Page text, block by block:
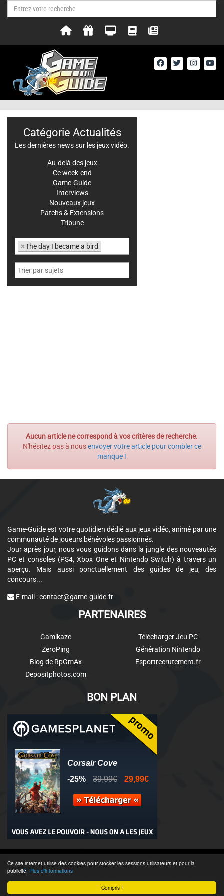
Compris !
Ce site internet utilise des cookies pour stocker les sessions utilisateurs et pour la
publicité. Plus d'informations
Aucun article ne correspond à vos critères de recherche.
N'hésitez pas à nousenvoyer votre article pour combler ce
manque !
Catégorie Actualités
Les dernières news sur les jeux vidéo.
Au-delà des jeux
Ce week-end
Game-Guide
Interviews
Nouveaux jeux
Patchs & Extensions
Tribune
×The day I became a bird
Game-Guide est votre quotidien dédié aux jeux vidéo, animé par une
communauté de joueurs bénévoles passionnés.
Jour après jour, nous vous guidons dans la jungle des nouveautés
PC et consoles (PS4, Xbox One et Nintendo Switch) à travers un
aperçu. Mais aussi ponctuellement des guides de jeu, des
concours...
E-mail :contact@game-guide.fr
PARTENAIRES
Gamikaze
ZeroPing
Blog de RpGmAx
Depositphotos.com
Télécharger Jeu PC
Génération Nintendo
Esportrecrutement.fr
BON PLAN